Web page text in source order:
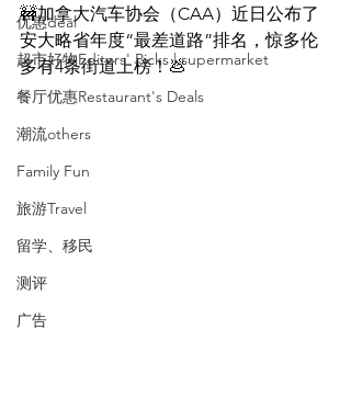
优惠deal
超市好物Editors' Picks | supermarket
餐厅优惠Restaurant's Deals
潮流others
Family Fun
旅游Travel
留学、移民
测评
广告
🚧加拿大汽车协会（CAA）近日公布了
安大略省年度“最差道路”排名，惊多伦
多有4条街道上榜！💩